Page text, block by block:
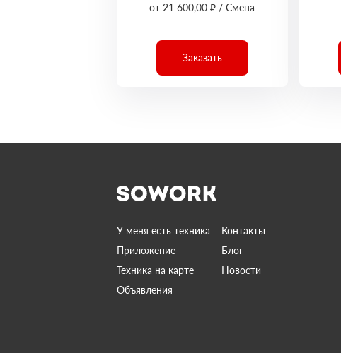
от 21 600,00 ₽ / Смена
Заказать
У меня есть техника
Контакты
Приложение
Блог
Техника на карте
Новости
Объявления